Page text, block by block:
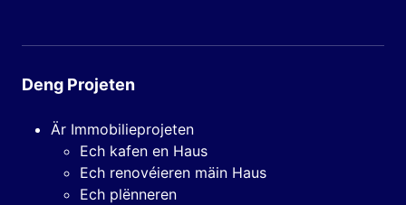
Deng Projeten
Är Immobilieprojeten
Ech kafen en Haus
Ech renovéieren mäin Haus
Ech plënneren